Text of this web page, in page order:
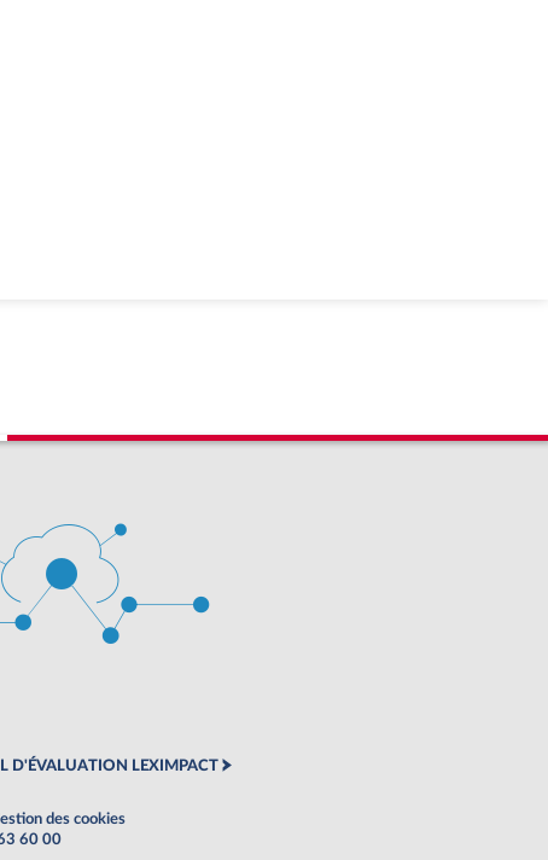
D'ÉVALUATION LEXIMPACT
des cookies
60 00